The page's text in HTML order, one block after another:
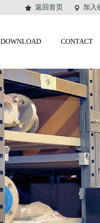
返回首页 加入
DOWNLOAD CONTACT